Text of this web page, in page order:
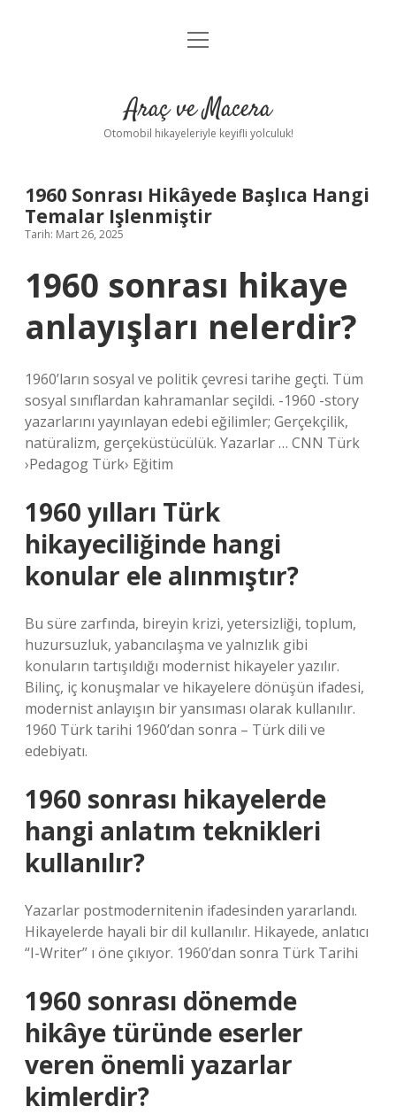
Anasayfa
Yasal Uyarı
menüyü
Araç ve Macera
Otomobil hikayeleriyle keyifli yolculuk!
1960 Sonrası Hikâyede Başlıca Hangi
Temalar Işlenmiştir
Tarih: Mart 26, 2025
1960 sonrası hikaye
anlayışları nelerdir?
1960’ların sosyal ve politik çevresi tarihe geçti. Tüm
sosyal sınıflardan kahramanlar seçildi. -1960 -story
yazarlarını yayınlayan edebi eğilimler; Gerçekçilik,
natüralizm, gerçeküstücülük. Yazarlar … CNN Türk
›Pedagog Türk› Eğitim
1960 yılları Türk
hikayeciliğinde hangi
konular ele alınmıştır?
Bu süre zarfında, bireyin krizi, yetersizliği, toplum,
huzursuzluk, yabancılaşma ve yalnızlık gibi
konuların tartışıldığı modernist hikayeler yazılır.
Bilinç, iç konuşmalar ve hikayelere dönüşün ifadesi,
modernist anlayışın bir yansıması olarak kullanılır.
1960 Türk tarihi 1960’dan sonra – Türk dili ve
edebiyatı.
1960 sonrası hikayelerde
hangi anlatım teknikleri
kullanılır?
Yazarlar postmodernitenin ifadesinden yararlandı.
Hikayelerde hayali bir dil kullanılır. Hikayede, anlatıcı
“I-Writer” ı öne çıkıyor. 1960’dan sonra Türk Tarihi
1960 sonrası dönemde
hikâye türünde eserler
veren önemli yazarlar
kimlerdir?